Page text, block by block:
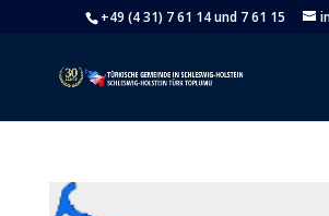
+49 (4 31) 7 61 14 und 7 61 15